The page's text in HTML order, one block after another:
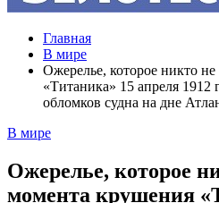
Главная
В мире
Ожерелье, которое никто
«Титаника» 15 апреля 1912
обломков судна на дне
В мире
Ожерелье, которое
момента крушения